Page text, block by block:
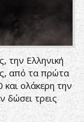
την Ελληνική
από τα πρώτα
και ολάκερη την
δώσει τρεις